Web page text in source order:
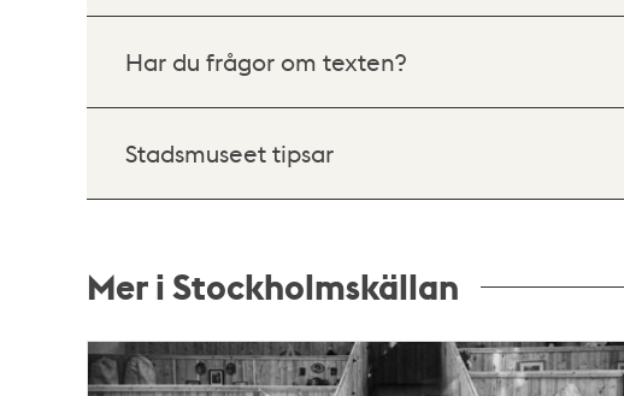
Har du frågor om texten?
Stadsmuseet tipsar
Mer i Stockholmskällan
Relaterade
poster